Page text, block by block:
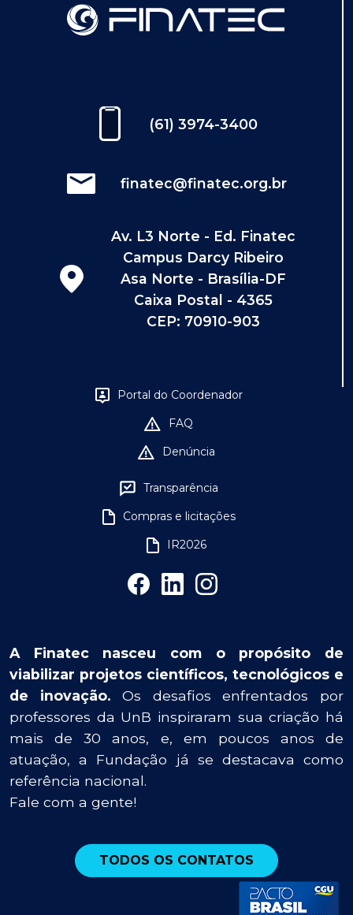
(61) 3974-3400
finatec@finatec.org.br
Av. L3 Norte - Ed. Finatec
Campus Darcy Ribeiro
Asa Norte - Brasília-DF
Caixa Postal - 4365
CEP: 70910-903
Portal do Coordenador
FAQ
Denúncia
Transparência
Compras e licitações
IR2026
A Finatec nasceu com o propósito de
viabilizar projetos científicos, tecnológicos e
de inovação. Os desafios enfrentados por
professores da UnB inspiraram sua criação há
mais de 30 anos, e, em poucos anos de
atuação, a Fundação já se destacava como
referência nacional.
Fale com a gente!
TODOS OS CONTATOS